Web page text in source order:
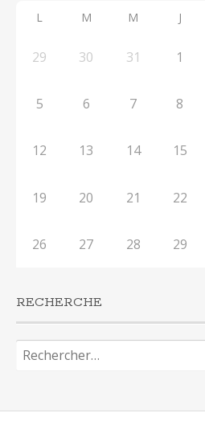
L M M J
29 30 31 1
5 6 7 8
12 13 14 15
19 20 21 22
26 27 28 29
RECHERCHE
Rechercher :